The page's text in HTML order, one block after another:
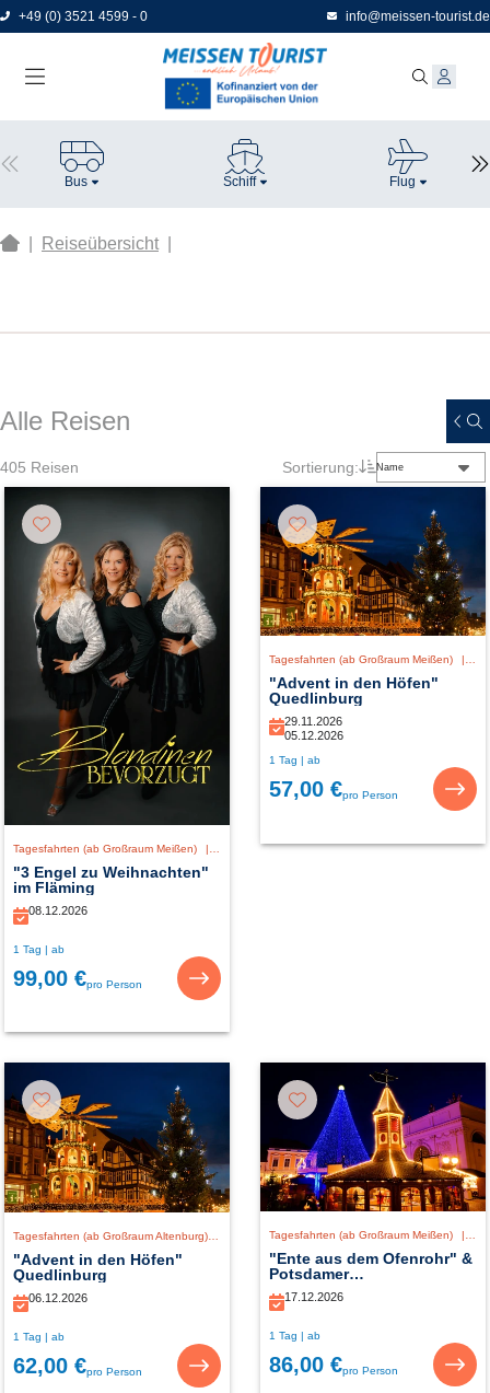
Direkt
zum
+49 (0) 3521 4599 - 0 info@meissen-tourist.de
Bus Schiff Flug
Reiseübersicht
Alle Reisen
405 Reisen Sortierung: Name
Tagesfahrten (ab Großraum Meißen) | Deutschland
"3 Engel zu Weihnachten"
im Fläming
08.12.2026
1 Tag | ab
99,00 €pro Person
Tagesfahrten (ab Großraum Meißen)
"Advent in den Höfen"
Quedlinburg
29.11.2026
05.12.2026
1 Tag | ab
57,00 €pro Person
Deutschland
"Advent in den Höfen"
Quedlinburg
06.12.2026
1 Tag | ab
62,00 €pro Person
Tagesfahrten (ab Großraum Meißen)
"Ente aus dem Ofenrohr" &
Potsdamer
Weihnachtszauber
17.12.2026
1 Tag | ab
86,00 €pro Person